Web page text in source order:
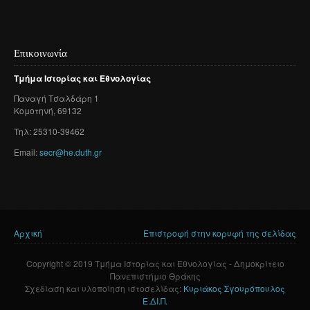
Επικοινωνία
ΤμήμαΙστορίαςκαι Εθνολογίας
Παναγή Τσαλδάρη 1
Κομοτηνή, 69132
Τηλ: 25310-39462
Email:secr@he.duth.gr
Είστε εδώ
Αρχική Επιστροφή στην κορυφή της σελίδας
Copyright © 2019 Τμήμα Ιστορίας και Εθνολογίας - Δημοκρίτειο
Πανεπιστήμιο Θράκης
Σχεδίαση και υλοποίηση ιστοσελίδας: Κυριάκος Σγουρόπουλος
Ε.ΔΙ.Π.